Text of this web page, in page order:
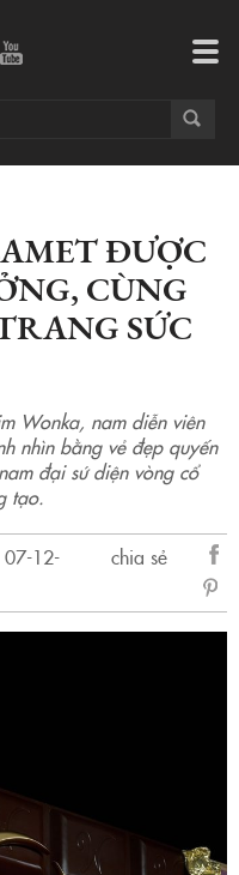
ĐƯỢC
CÙNG
SỨC
Wonka, nam diễn viên
nhìn bằng vẻ đẹp quyến
đại sứ diện vòng cổ
tạo.
07-12-
chia sẻ
sẻ